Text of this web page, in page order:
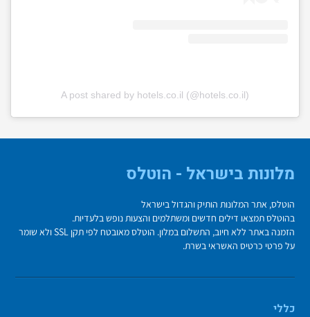
A post shared by hotels.co.il (@hotels.co.il)
מלונות בישראל - הוטלס
הוטלס, אתר המלונות הותיק והגדול בישראל
בהוטלס תמצאו דילים חדשים ומשתלמים והצעות נופש בלעדיות.
הזמנה באתר ללא חיוב, התשלום במלון. הוטלס מאובטח לפי תקן SSL ולא שומר
על פרטי כרטיס האשראי בשרת.
כללי